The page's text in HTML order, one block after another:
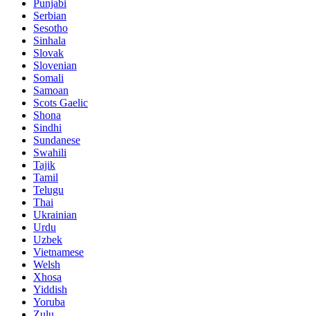
Punjabi
Serbian
Sesotho
Sinhala
Slovak
Slovenian
Somali
Samoan
Scots Gaelic
Shona
Sindhi
Sundanese
Swahili
Tajik
Tamil
Telugu
Thai
Ukrainian
Urdu
Uzbek
Vietnamese
Welsh
Xhosa
Yiddish
Yoruba